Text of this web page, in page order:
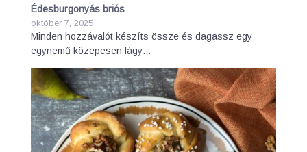
Édesburgonyás briós
október 7, 2025
Minden hozzávalót készíts össze és dagassz egy
egynemű közepesen lágy…